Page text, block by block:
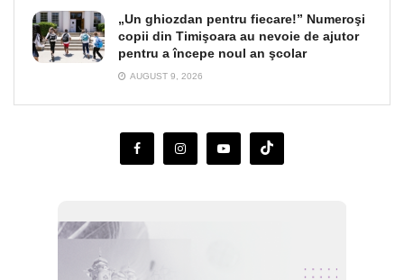
„Un ghiozdan pentru fiecare!” Numeroşi
copii din Timişoara au nevoie de ajutor
pentru a începe noul an şcolar
AUGUST 9, 2026